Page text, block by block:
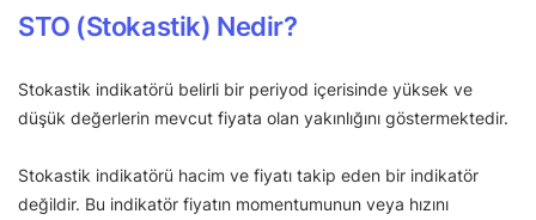
STO (Stokastik) Nedir?
Stokastik indikatörü belirli bir periyod içerisinde yüksek ve
düşük değerlerin mevcut fiyata olan yakınlığını göstermektedir.
Stokastik indikatörü hacim ve fiyatı takip eden bir indikatör
değildir. Bu indikatör fiyatın momentumunun veya hızını